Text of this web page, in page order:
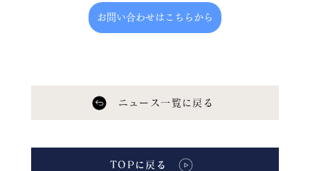
TOPに戻る
ニュース一覧に戻る
お問い合わせはこちらから